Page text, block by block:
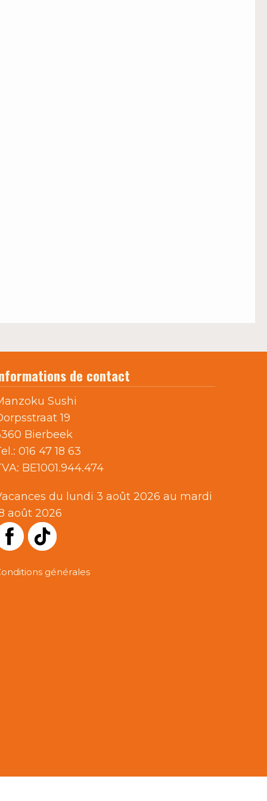
de contact
Sushi
19
Bierbeek
016 47 18 63
BE1001.944.474
du lundi 3 août 2026 au mardi
août 2026
générales